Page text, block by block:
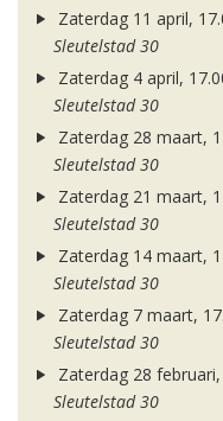
Zaterdag 11 april,
Sleutelstad 30
Zaterdag 4 april,
Sleutelstad 30
Zaterdag 28 maart,
Sleutelstad 30
Zaterdag 21 maart,
Sleutelstad 30
Zaterdag 14 maart,
Sleutelstad 30
Zaterdag 7 maart,
Sleutelstad 30
Zaterdag 28
Sleutelstad 30